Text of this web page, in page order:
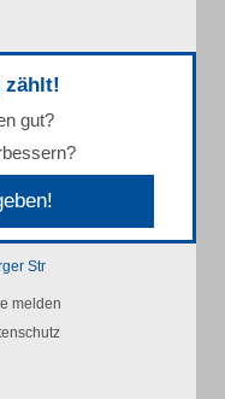
zählt!
gut?
Str
melden